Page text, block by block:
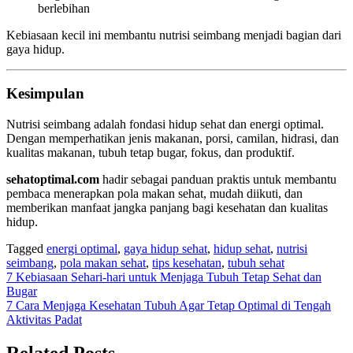
berlebihan
Kebiasaan kecil ini membantu nutrisi seimbang menjadi bagian dari
gaya hidup.
Kesimpulan
Nutrisi seimbang adalah fondasi hidup sehat dan energi optimal.
Dengan memperhatikan jenis makanan, porsi, camilan, hidrasi, dan
kualitas makanan, tubuh tetap bugar, fokus, dan produktif.
sehatoptimal.com hadir sebagai panduan praktis untuk membantu
pembaca menerapkan pola makan sehat, mudah diikuti, dan
memberikan manfaat jangka panjang bagi kesehatan dan kualitas
hidup.
Tagged energi optimal, gaya hidup sehat, hidup sehat, nutrisi
seimbang, pola makan sehat, tips kesehatan, tubuh sehat
Navigasi
pos
7 Kebiasaan Sehari-hari untuk Menjaga Tubuh Tetap Sehat dan
Bugar
7 Cara Menjaga Kesehatan Tubuh Agar Tetap Optimal di Tengah
Aktivitas Padat